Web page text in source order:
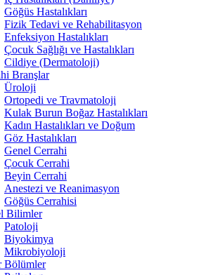
Göğüs Hastalıkları
Fizik Tedavi ve Rehabilitasyon
Enfeksiyon Hastalıkları
Çocuk Sağlığı ve Hastalıkları
Cildiye (Dermatoloji)
Branşlar
Üroloji
Ortopedi ve Travmatoloji
Kulak Burun Boğaz Hastalıkları
Kadın Hastalıkları ve Doğum
Göz Hastalıkları
Genel Cerrahi
Çocuk Cerrahi
Beyin Cerrahi
Anestezi ve Reanimasyon
Göğüs Cerrahisi
Bilimler
Patoloji
Biyokimya
Mikrobiyoloji
Bölümler